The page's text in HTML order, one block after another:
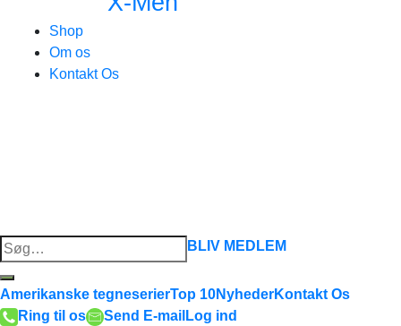
Shop
Om os
Kontakt Os
Søg
efter:
BLIV MEDLEM
Amerikanske tegneserierTop 10NyhederKontakt Os
Ring til os
Send E-mail Log ind